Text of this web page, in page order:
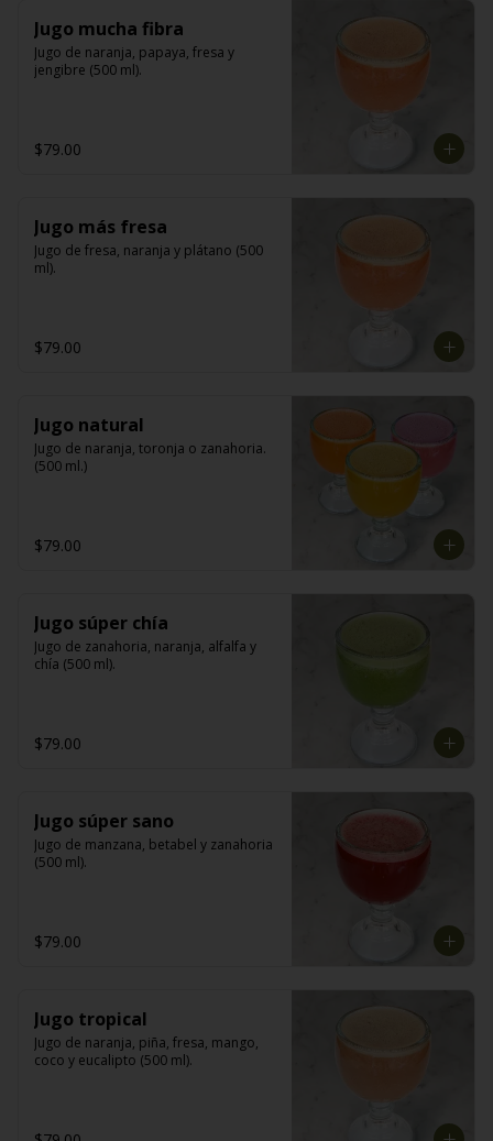
Jugo mucha fibra
Jugo de naranja, papaya, fresa y
jengibre (500 ml).
$79.00
Jugo más fresa
Jugo de fresa, naranja y plátano (500
ml).
$79.00
Jugo natural
Jugo de naranja, toronja o zanahoria.
(500 ml.)
$79.00
Jugo súper chía
Jugo de zanahoria, naranja, alfalfa y
chía (500 ml).
$79.00
Jugo súper sano
Jugo de manzana, betabel y zanahoria
(500 ml).
$79.00
Jugo tropical
Jugo de naranja, piña, fresa, mango,
coco y eucalipto (500 ml).